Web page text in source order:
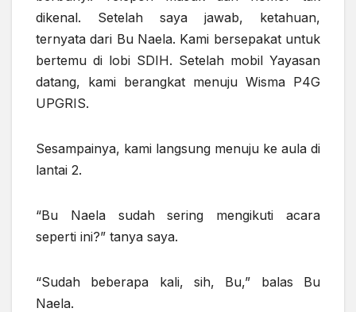
dikenal. Setelah saya jawab, ketahuan,
ternyata dari Bu Naela. Kami bersepakat untuk
bertemu di lobi SDIH. Setelah mobil Yayasan
datang, kami berangkat menuju Wisma P4G
UPGRIS.
Sesampainya, kami langsung menuju ke aula di
lantai 2.
“Bu Naela sudah sering mengikuti acara
seperti ini?” tanya saya.
“Sudah beberapa kali, sih, Bu,” balas Bu
Naela.